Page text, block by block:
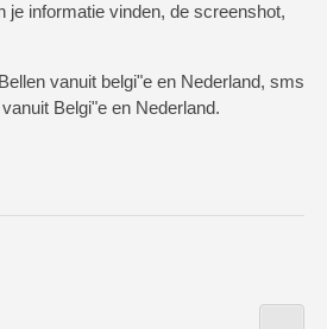
je informatie vinden, de screenshot,
vanuit belgi"e en Nederland, sms
Belgi"e en Nederland.